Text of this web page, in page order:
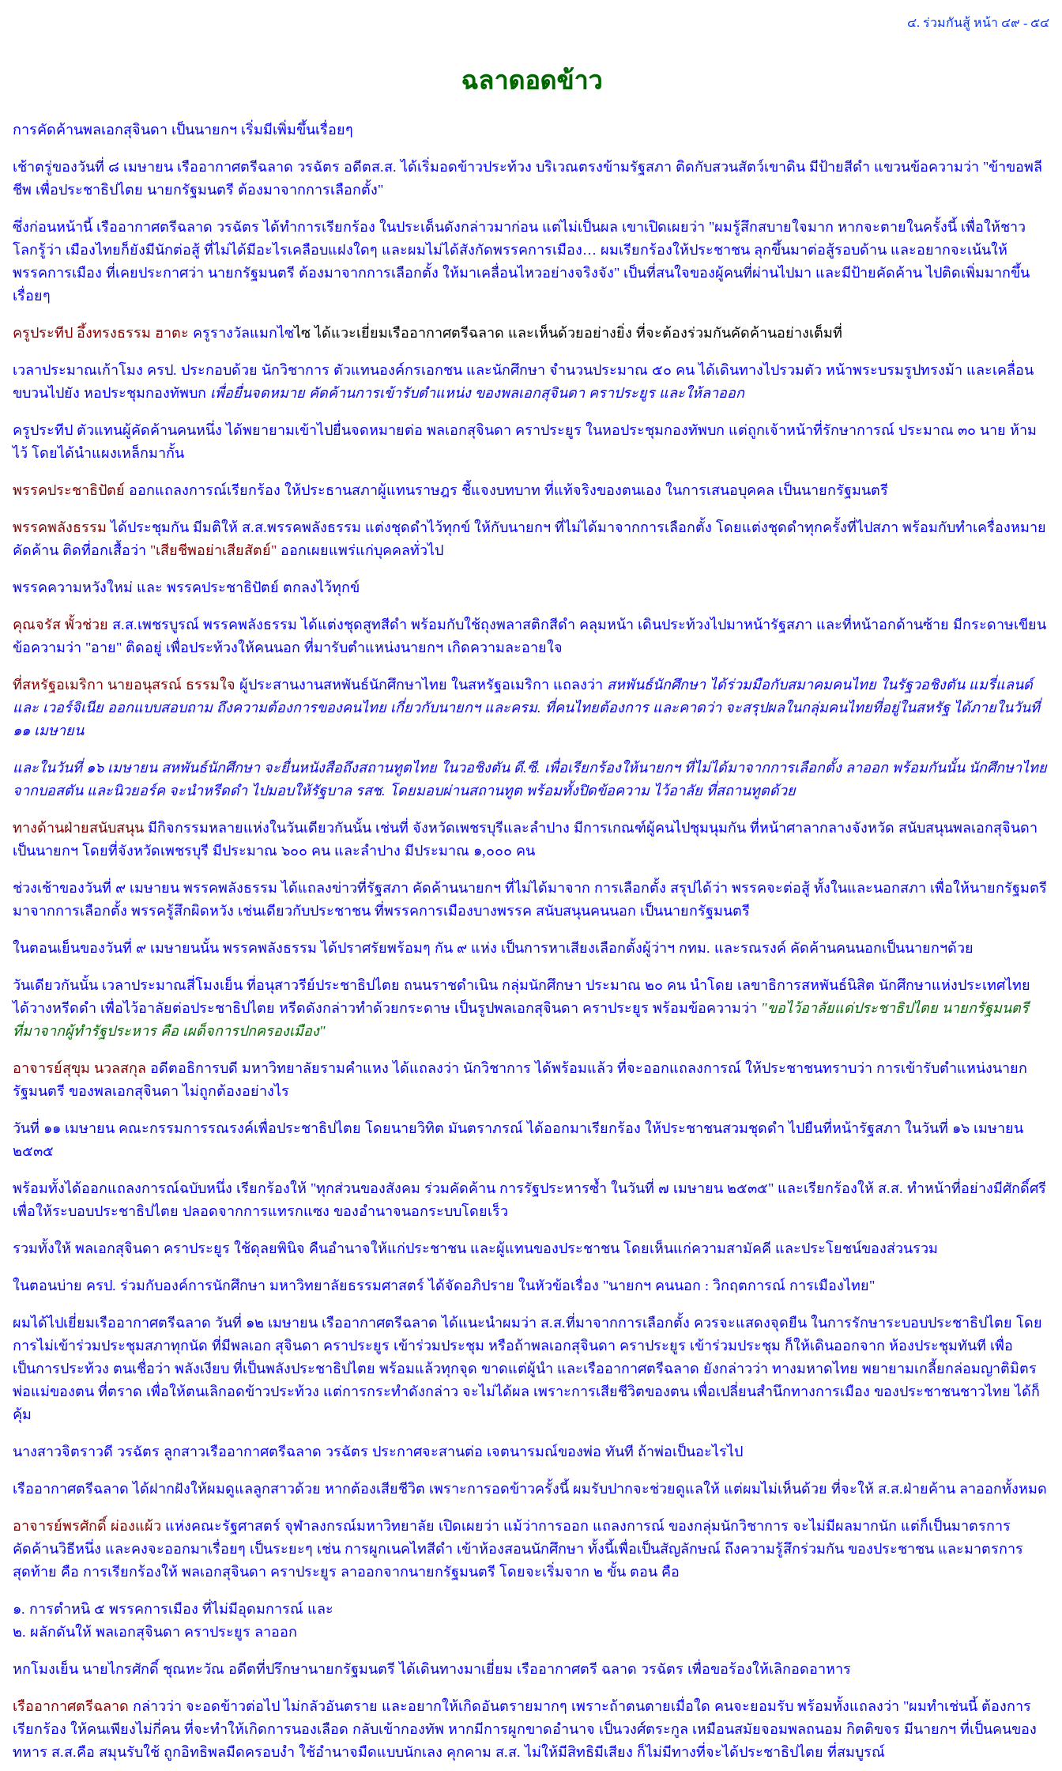
๔. ร่วมกันสู้ หน้า ๔๙ - ๕๔
ฉลาดอดข้าว
การคัดค้านพลเอกสุจินดา เป็นนายกฯ เริ่มมีเพิ่มขึ้นเรื่อยๆ
เช้าตรู่ของวันที่ ๘ เมษายน เรืออากาศตรีฉลาด วรฉัตร อดีตส.ส. ได้เริ่มอดข้าวประท้วง บริเวณตรงข้ามรัฐสภา ติดกับสวนสัตว์เขาดิน มีป้ายสีดำ แขวนข้อความว่า "ข้าขอพลี
ชีพ เพื่อประชาธิปไตย นายกรัฐมนตรี ต้องมาจากการเลือกตั้ง"
ซึ่งก่อนหน้านี้ เรืออากาศตรีฉลาด วรฉัตร ได้ทำการเรียกร้อง ในประเด็นดังกล่าวมาก่อน แต่ไม่เป็นผล เขาเปิดเผยว่า "ผมรู้สึกสบายใจมาก หากจะตายในครั้งนี้ เพื่อให้ชาว
โลกรู้ว่า เมืองไทยก็ยังมีนักต่อสู้ ที่ไม่ได้มีอะไรเคลือบแฝงใดๆ และผมไม่ได้สังกัดพรรคการเมือง… ผมเรียกร้องให้ประชาชน ลุกขึ้นมาต่อสู้รอบด้าน และอยากจะเน้นให้
พรรคการเมือง ที่เคยประกาศว่า นายกรัฐมนตรี ต้องมาจากการเลือกตั้ง ให้มาเคลื่อนไหวอย่างจริงจัง" เป็นที่สนใจของผู้คนที่ผ่านไปมา และมีป้ายคัดค้าน ไปติดเพิ่มมากขึ้น
เรื่อยๆ
ครูประทีป อึ้งทรงธรรม ฮาตะ ครูรางวัลแมกไซไซ ได้แวะเยี่ยมเรืออากาศตรีฉลาด และเห็นด้วยอย่างยิ่ง ที่จะต้องร่วมกันคัดค้านอย่างเต็มที่
เวลาประมาณเก้าโมง ครป. ประกอบด้วย นักวิชาการ ตัวแทนองค์กรเอกชน และนักศึกษา จำนวนประมาณ ๕๐ คน ได้เดินทางไปรวมตัว หน้าพระบรมรูปทรงม้า และเคลื่อน
ขบวนไปยัง หอประชุมกองทัพบก เพื่อยื่นจดหมาย คัดค้านการเข้ารับตำแหน่ง ของพลเอกสุจินดา คราประยูร และให้ลาออก
ครูประทีป ตัวแทนผู้คัดค้านคนหนึ่ง ได้พยายามเข้าไปยื่นจดหมายต่อ พลเอกสุจินดา คราประยูร ในหอประชุมกองทัพบก แต่ถูกเจ้าหน้าที่รักษาการณ์ ประมาณ ๓๐ นาย ห้าม
ไว้ โดยได้นำแผงเหล็กมากั้น
พรรคประชาธิปัตย ์ ออกแถลงการณ์เรียกร้อง ให้ประธานสภาผู้แทนราษฎร ชี้แจงบทบาท ที่แท้จริงของตนเอง ในการเสนอบุคคล เป็นนายกรัฐมนตรี
พรรคพลังธรรม ได้ประชุมกัน มีมติให้ ส.ส.พรรคพลังธรรม แต่งชุดดำไว้ทุกข์ ให้กับนายกฯ ที่ไม่ได้มาจากการเลือกตั้ง โดยแต่งชุดดำทุกครั้งที่ไปสภา พร้อมกับทำเครื่องหมาย
คัดค้าน ติดที่อกเสื้อว่า "เสียชีพอย่าเสียสัตย์" ออกเผยแพร่แก่บุคคลทั่วไป
พรรคความหวังใหม่ และ พรรคประชาธิปัตย์ ตกลงไว้ทุกข์
คุณจรัส พั้วช่วย ส.ส.เพชรบูรณ์ พรรคพลังธรรม ได้แต่งชุดสูทสีดำ พร้อมกับใช้ถุงพลาสติกสีดำ คลุมหน้า เดินประท้วงไปมาหน้ารัฐสภา และที่หน้าอกด้านซ้าย มีกระดาษเขียน
ข้อความว่า "อาย" ติดอยู่ เพื่อประท้วงให้คนนอก ที่มารับตำแหน่งนายกฯ เกิดความละอายใจ
ที่สหรัฐอเมริกา นายอนุสรณ์ ธรรมใจ ผู้ประสานงานสหพันธ์นักศึกษาไทย ในสหรัฐอเมริกา แถลงว่า สหพันธ์นักศึกษา ได้ร่วมมือกับสมาคมคนไทย ในรัฐวอชิงตัน แมรี่แลนด์
และ เวอร์จิเนีย ออกแบบสอบถาม ถึงความต้องการของคนไทย เกี่ยวกับนายกฯ และครม. ที่คนไทยต้องการ และคาดว่า จะสรุปผลในกลุ่มคนไทยที่อยู่ในสหรัฐ ได้ภายในวันที่
๑๑ เมษายน
และในวันที่ ๑๖ เมษายน สหพันธ์นักศึกษา จะยื่นหนังสือถึงสถานทูตไทย ในวอชิงตัน ดี.ซี. เพื่อเรียกร้องให้นายกฯ ที่ไม่ได้มาจากการเลือกตั้ง ลาออก พร้อมกันนั้น นักศึกษาไทย
จากบอสตัน และนิวยอร์ค จะนำหรีดดำ ไปมอบให้รัฐบาล รสช. โดยมอบผ่านสถานทูต พร้อมทั้งปิดข้อความ ไว้อาลัย ที่สถานทูตด้วย
ทางด้านฝ่ายสนับสนุน มีกิจกรรมหลายแห่งในวันเดียวกันนั้น เช่นที่ จังหวัดเพชรบุรีและลำปาง มีการเกณฑ์ผู้คนไปชุมนุมกัน ที่หน้าศาลากลางจังหวัด สนับสนุนพลเอกสุจินดา
เป็นนายกฯ โดยที่จังหวัดเพชรบุรี มีประมาณ ๖๐๐ คน และลำปาง มีประมาณ ๑,๐๐๐ คน
ช่วงเช้าของวันที่ ๙ เมษายน พรรคพลังธรรม ได้แถลงข่าวที่รัฐสภา คัดค้านนายกฯ ที่ไม่ได้มาจาก การเลือกตั้ง สรุปได้ว่า พรรคจะต่อสู้ ทั้งในและนอกสภา เพื่อให้นายกรัฐมตรี
มาจากการเลือกตั้ง พรรครู้สึกผิดหวัง เช่นเดียวกับประชาชน ที่พรรคการเมืองบางพรรค สนับสนุนคนนอก เป็นนายกรัฐมนตรี
ในตอนเย็นของวันที่ ๙ เมษายนนั้น พรรคพลังธรรม ได้ปราศรัยพร้อมๆ กัน ๙ แห่ง เป็นการหาเสียงเลือกตั้งผู้ว่าฯ กทม. และรณรงค์ คัดค้านคนนอกเป็นนายกฯด้วย
วันเดียวกันนั้น เวลาประมาณสี่โมงเย็น ที่อนุสาวรีย์ประชาธิปไตย ถนนราชดำเนิน กลุ่มนักศึกษา ประมาณ ๒๐ คน นำโดย เลขาธิการสหพันธ์นิสิต นักศึกษาแห่งประเทศไทย
ได้วางหรีดดำ เพื่อไว้อาลัยต่อประชาธิปไตย หรีดดังกล่าวทำด้วยกระดาษ เป็นรูปพลเอกสุจินดา คราประยูร พร้อมข้อความว่า "ขอไว้อาลัยแด่ประชาธิปไตย นายกรัฐมนตรี
ที่มาจากผู้ทำรัฐประหาร คือ เผด็จการปกครองเมือง"
อาจารย์สุขุม นวลสกุล อดีตอธิการบดี มหาวิทยาลัยรามคำแหง ได้แถลงว่า นักวิชาการ ได้พร้อมแล้ว ที่จะออกแถลงการณ์ ให้ประชาชนทราบว่า การเข้ารับตำแหน่งนายก
รัฐมนตรี ของพลเอกสุจินดา ไม่ถูกต้องอย่างไร
วันที่ ๑๑ เมษายน คณะกรรมการรณรงค์เพื่อประชาธิปไตย โดยนายวิทิต มันตราภรณ์ ได้ออกมาเรียกร้อง ให้ประชาชนสวมชุดดำ ไปยืนที่หน้ารัฐสภา ในวันที่ ๑๖ เมษายน
๒๕๓๕
พร้อมทั้งได้ออกแถลงการณ์ฉบับหนึ่ง เรียกร้องให้ "ทุกส่วนของสังคม ร่วมคัดค้าน การรัฐประหารซ้ำ ในวันที่ ๗ เมษายน ๒๕๓๕" และเรียกร้องให้ ส.ส. ทำหน้าที่อย่างมีศักดิ์ศรี
เพื่อให้ระบอบประชาธิปไตย ปลอดจากการแทรกแซง ของอำนาจนอกระบบโดยเร็ว
รวมทั้งให้ พลเอกสุจินดา คราประยูร ใช้ดุลยพินิจ คืนอำนาจให้แก่ประชาชน และผู้แทนของประชาชน โดยเห็นแก่ความสามัคคี และประโยชน์ของส่วนรวม
ในตอนบ่าย ครป. ร่วมกับองค์การนักศึกษา มหาวิทยาลัยธรรมศาสตร์ ได้จัดอภิปราย ในหัวข้อเรื่อง "นายกฯ คนนอก : วิกฤตการณ์ การเมืองไทย"
ผมได้ไปเยี่ยมเรืออากาศตรีฉลาด วันที่ ๑๒ เมษายน เรืออากาศตรีฉลาด ได้แนะนำผมว่า ส.ส.ที่มาจากการเลือกตั้ง ควรจะแสดงจุดยืน ในการรักษาระบอบประชาธิปไตย โดย
การไม่เข้าร่วมประชุมสภาทุกนัด ที่มีพลเอก สุจินดา คราประยูร เข้าร่วมประชุม หรือถ้าพลเอกสุจินดา คราประยูร เข้าร่วมประชุม ก็ให้เดินออกจาก ห้องประชุมทันที เพื่อ
เป็นการประท้วง ตนเชื่อว่า พลังเงียบ ที่เป็นพลังประชาธิปไตย พร้อมแล้วทุกจุด ขาดแต่ผู้นำ และเรืออากาศตรีฉลาด ยังกล่าวว่า ทางมหาดไทย พยายามเกลี้ยกล่อมญาติมิตร
พ่อแม่ของตน ที่ตราด เพื่อให้ตนเลิกอดข้าวประท้วง แต่การกระทำดังกล่าว จะไม่ได้ผล เพราะการเสียชีวิตของตน เพื่อเปลี่ยนสำนึกทางการเมือง ของประชาชนชาวไทย ได้ก็
คุ้ม
นางสาวจิตราวดี วรฉัตร ลูกสาวเรืออากาศตรีฉลาด วรฉัตร ประกาศจะสานต่อ เจตนารมณ์ของพ่อ ทันที ถ้าพ่อเป็นอะไรไป
เรืออากาศตรีฉลาด ได้ฝากฝังให้ผมดูแลลูกสาวด้วย หากต้องเสียชีวิต เพราะการอดข้าวครั้งนี้ ผมรับปากจะช่วยดูแลให้ แต่ผมไม่เห็นด้วย ที่จะให้ ส.ส.ฝ่ายค้าน ลาออกทั้งหมด
อาจารย์พรศักดิ์ ผ่องแผ้ว แห่งคณะรัฐศาสตร์ จุฬาลงกรณ์มหาวิทยาลัย เปิดเผยว่า แม้ว่าการออก แถลงการณ์ ของกลุ่มนักวิชาการ จะไม่มีผลมากนัก แต่ก็เป็นมาตรการ
คัดค้านวิธีหนึ่ง และคงจะออกมาเรื่อยๆ เป็นระยะๆ เช่น การผูกเนคไทสีดำ เข้าห้องสอนนักศึกษา ทั้งนี้เพื่อเป็นสัญลักษณ์ ถึงความรู้สึกร่วมกัน ของประชาชน และมาตรการ
สุดท้าย คือ การเรียกร้องให้ พลเอกสุจินดา คราประยูร ลาออกจากนายกรัฐมนตรี โดยจะเริ่มจาก ๒ ขั้น ตอน คือ
๑. การตำหนิ ๕ พรรคการเมือง ที่ไม่มีอุดมการณ์ และ
๒. ผลักดันให้ พลเอกสุจินดา คราประยูร ลาออก
หกโมงเย็น นายไกรศักดิ์ ชุณหะวัณ อดีตที่ปรึกษานายกรัฐมนตรี ได้เดินทางมาเยี่ยม เรืออากาศตรี ฉลาด วรฉัตร เพื่อขอร้องให้เลิกอดอาหาร
เรืออากาศตรีฉลาด กล่าวว่า จะอดข้าวต่อไป ไม่กลัวอันตราย และอยากให้เกิดอันตรายมากๆ เพราะถ้าตนตายเมื่อใด คนจะยอมรับ พร้อมทั้งแถลงว่า "ผมทำเช่นนี้ ต้องการ
เรียกร้อง ให้คนเพียงไม่กี่คน ที่จะทำให้เกิดการนองเลือด กลับเข้ากองทัพ หากมีการผูกขาดอำนาจ เป็นวงศ์ตระกูล เหมือนสมัยจอมพลถนอม กิตติขจร มีนายกฯ ที่เป็นคนของ
ทหาร ส.ส.คือ สมุนรับใช้ ถูกอิทธิพลมืดครอบงำ ใช้อำนาจมืดแบบนักเลง คุกคาม ส.ส. ไม่ให้มีสิทธิมีเสียง ก็ไม่มีทางที่จะได้ประชาธิปไตย ที่สมบูรณ์